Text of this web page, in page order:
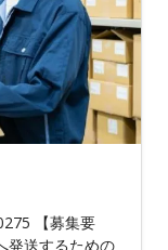
【募集要
発送するための